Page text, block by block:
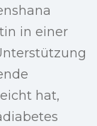
in einer
hat,